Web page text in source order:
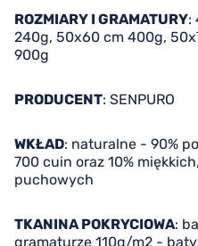
ROZMIARY I GRAMATURY:
240g, 50x60 cm 400g,
900g
PRODUCENT: SENPURO
WKŁAD: naturalne - 90%
700 cuin oraz 10%
puchowych
TKANINA POKRYCIOWA:
gramaturze 110g/m2 -